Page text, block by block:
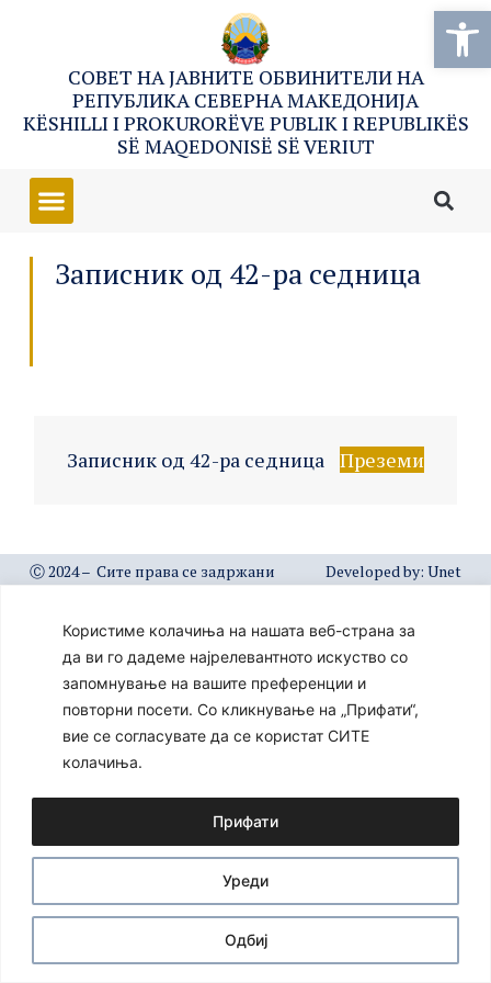
Користиме колачиња на нашата веб-страна за
да ви го дадеме најрелевантното искуство со
запомнување на вашите преференции и
повторни посети. Со кликнување на „Прифати“,
вие се согласувате да се користат СИТЕ
колачиња.
Уреди
Одбиј
Прифати
СОВЕТ НА ЈАВНИТЕ ОБВИНИТЕЛИ НА
РЕПУБЛИКА СЕВЕРНА МАКЕДОНИЈА
KËSHILLI I PROKURORËVE PUBLIK I REPUBLIKËS
SË MAQEDONISË SË VERIUT
Записник од 42-ра седница
Записник од 42-ра седница Преземи
Ⓒ 2024 – Сите права се задржани Developed by:Unet